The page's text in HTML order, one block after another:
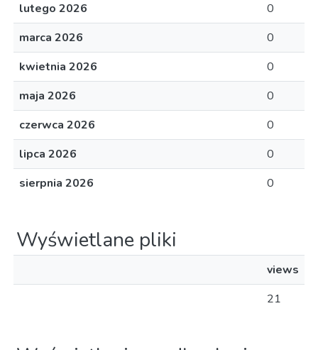
lutego 2026
0
marca 2026
0
kwietnia 2026
0
maja 2026
0
czerwca 2026
0
lipca 2026
0
sierpnia 2026
0
Wyświetlane pliki
views
21